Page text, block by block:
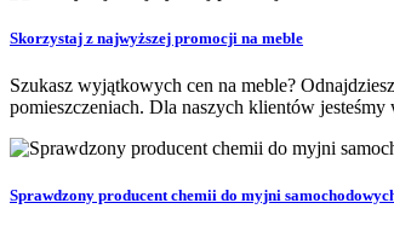
Skorzystaj z najwyższej promocji na meble
Szukasz wyjątkowych cen na meble?
pomieszczeniach. Dla naszych klientów
Sprawdzony producent chemii do myjni